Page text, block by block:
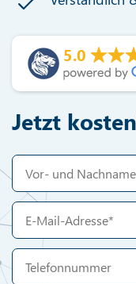
Lassen
zielgerichtet
Fragen Sie jetzt an
Möglichkeiten
Kostenfrei &
Individuelle